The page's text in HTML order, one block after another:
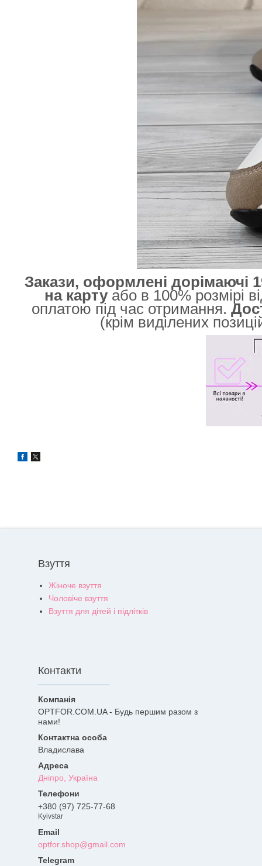
Закази, оформлені дорімаючі
на картуабо в 100% розмірі
оплатою під час отримання.
(крім виділених
Взуття
Жіноче взуття
Чоловіче взуття
Взуття для дітей і підлітків
Контакти
OPTFOR.COM.UA - Будь першим разом з
нами!
Владислава
Дніпро, Україна
+380 (97) 725-77-68
Kyivstar
optfor.shop@gmail.com